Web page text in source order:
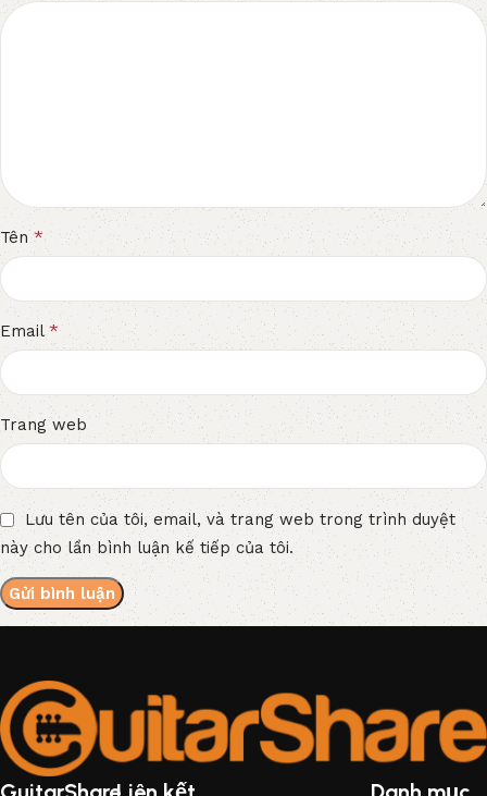
Tên*
Email*
Trang web
Lưu tên của tôi, email, và trang web trong trình duyệt
này cho lần bình luận kế tiếp của tôi.